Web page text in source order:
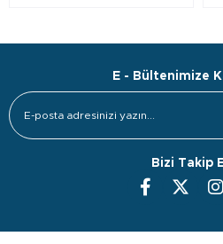
E - Bültenimize
Bizi Takip